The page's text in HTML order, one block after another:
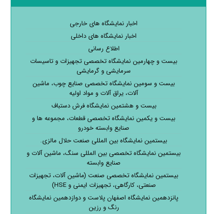
اخبار نمایشگاه های خارجی
اخبار نمایشگاه های داخلی
اطلاع رسانی
بیست و چهارمین نمایشگاه تخصصی تجهیزات و تاسیسات
سرمایشی و گرمایشی
بیست و سومین نمایشگاه تخصصی صنایع چوب، ماشین
آلات، یراق آلات و مواد اولیه
بیست و هشتمین نمایشگاه فرش دستباف
بیست و یکمین نمایشگاه تخصصی قطعات، مجموعه ها و
صنایع وابسته خودرو
بیستمین نمایشگاه بین المللی صنعت حلال مالزی.
بیستمین نمایشگاه تخصصی بین المللی سنگ، ماشین آلات و
صنایع وابسته
بیستمین نمایشگاه تخصصی صنعت (ماشین آلات، تجهیزات
صنعتی، کارگاهی، تجهیزات ایمنی و HSE)
پانزدهمین نمایشگاه اصفهان پلاست و دوازدهمین نمایشگاه
رنگ و رزین